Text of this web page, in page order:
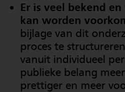
Er is veel bekend
kan worden
bijlage van dit
proces te
vanuit individueel
publieke belang
prettiger en meer